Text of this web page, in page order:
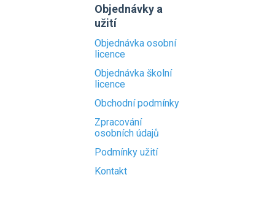
Objednávky a
užití
Objednávka osobní
licence
Objednávka školní
licence
Obchodní podmínky
Zpracování
osobních údajů
Podmínky užití
Kontakt